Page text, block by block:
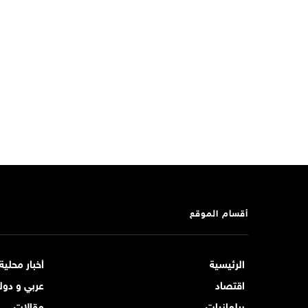
أقسام الموقع
الرئيسية
أخبار
اقتصاد
عربي و